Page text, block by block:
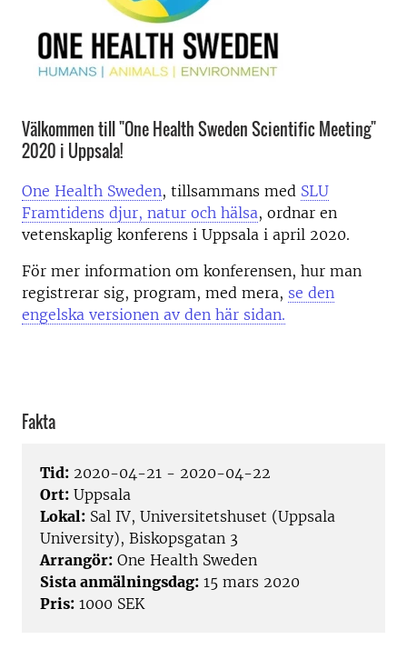
Välkommen till "One Health Sweden Scientific Meeting"
2020 i Uppsala!
One Health Sweden, tillsammans med SLU
Framtidens djur, natur och hälsa, ordnar en
vetenskaplig konferens i Uppsala i april 2020.
För mer information om konferensen, hur man
registrerar sig, program, med mera, se den
engelska versionen av den här sidan.
Fakta
Tid: 2020-04-21 - 2020-04-22
Ort: Uppsala
Lokal: Sal IV, Universitetshuset (Uppsala
University), Biskopsgatan 3
Arrangör: One Health Sweden
Sista anmälningsdag: 15 mars 2020
Pris: 1000 SEK